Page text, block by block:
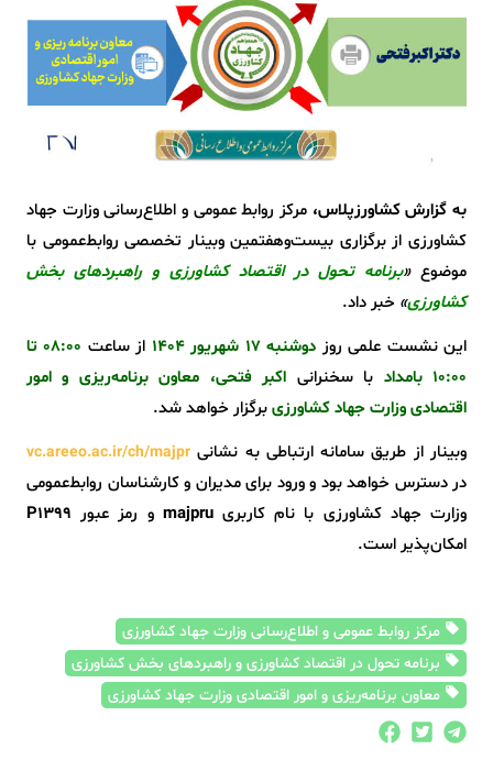
به گزارش کشاورزپلاس، مرکز روابط عمومی و اطلاع‌رسانی وزارت جهاد
کشاورزی از برگزاری بیست‌وهفتمین وبینار تخصصی روابط‌عمومی با
موضوع«برنامه تحول در اقتصاد کشاورزی و راهبردهای بخش
کشاورزی» خبر داد.
این نشست علمی روز دوشنبه ۱۷ شهریور ۱۴۰۴ از ساعت
۰۸:۰۰ تا
۱۰:۰۰ بامداد
با سخنرانی اکبر فتحی، معاون برنامه‌ریزی و امور
اقتصادی وزارت جهاد کشاورزیبرگزار خواهد شد.
وبینار از طریق سامانه ارتباطی به نشانی vc.areeo.ac.ir/ch/majpr
در دسترس خواهد بود و ورود برای مدیران و کارشناسان روابط‌عمومی
وزارت جهاد کشاورزی با نام کاربریmajpru و رمز عبور P1399
امکان‌پذیر است.
مرکز روابط عمومی و اطلاع‌رسانی وزارت جهاد کشاورزی
برنامه تحول در اقتصاد کشاورزی و راهبردهای بخش کشاورزی
معاون برنامه‌ریزی و امور اقتصادی وزارت جهاد کشاورزی